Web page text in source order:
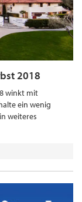
2018
winkt mit
ein wenig
weiteres